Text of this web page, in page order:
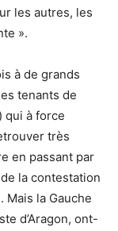
les autres, les
».
à de grands
tenants de
qui à force
très
en passant par
la contestation
Mais la Gauche
d’Aragon, ont-